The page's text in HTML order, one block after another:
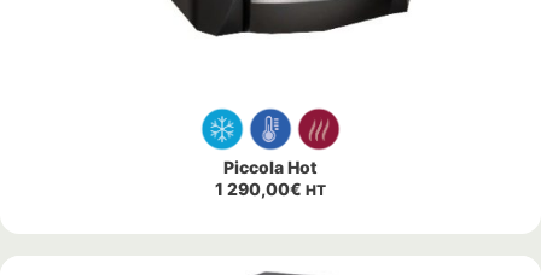
Piccola Hot
1 290,00€ HT